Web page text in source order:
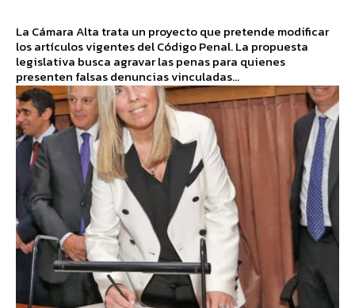
La Cámara Alta trata un proyecto que pretende modificar
los artículos vigentes del Código Penal. La propuesta
legislativa busca agravar las penas para quienes
presenten falsas denuncias vinculadas...